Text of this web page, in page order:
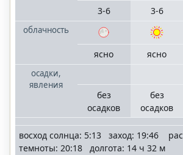
облачность
осадки,
явления
3-6
ясно
без
осадков
3-6
ясно
без
осадков
восход солнца: 5:13 заход: 19:46
темноты: 20:18 долгота: 14 ч 32 м